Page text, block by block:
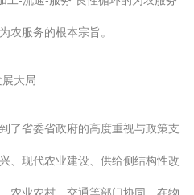
农服务的根本宗旨。
大局
了省委省政府的高度重视与政策支
、现代农业建设、供给侧结构性改